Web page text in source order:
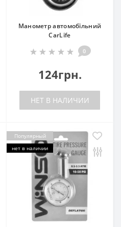
Манометр автомобільний
CarLife
0
124грн.
НЕТ В НАЛИЧИИ
Популярный
нет в наличии